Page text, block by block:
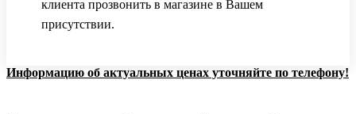
клиента прозвонить в магазине в Вашем
присутствии.
Информацию об актуальных ценах уточняйте по телефону!